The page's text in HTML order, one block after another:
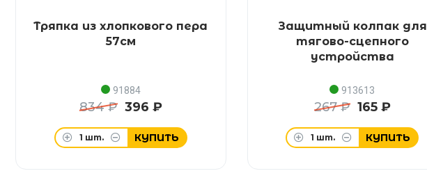
Тряпка из хлопкового пера
57см
91884
834 ₽ 396 ₽
1 шт. КУПИТЬ
Защитный колпак для
тягово-сцепного
устройства
913613
267 ₽ 165 ₽
1 шт. КУПИТЬ